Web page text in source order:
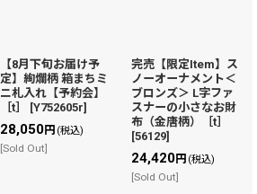
【8月下旬お届け予
定】絢爛柄 箱まちミ
ニ札入れ【予約会】
［t］
[Y752605r]
28,050円 (税込)
[Sold Out]
完売【限定Item】ス
ノーオーナメント＜
ブロンズ＞ L字ファ
スナーの小さなお財
布（金唐柄）［t］
[56129]
24,420円 (税込)
[Sold Out]